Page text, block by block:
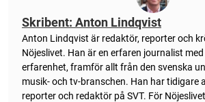
Skribent: Anton Lindqvist
Anton Lindqvist är redaktör, reporter och
Nöjeslivet. Han är en erfaren journalist
erfarenhet, framför allt från den svenska
musik- och tv-branschen. Han har tidigare
reporter och redaktör på SVT. För